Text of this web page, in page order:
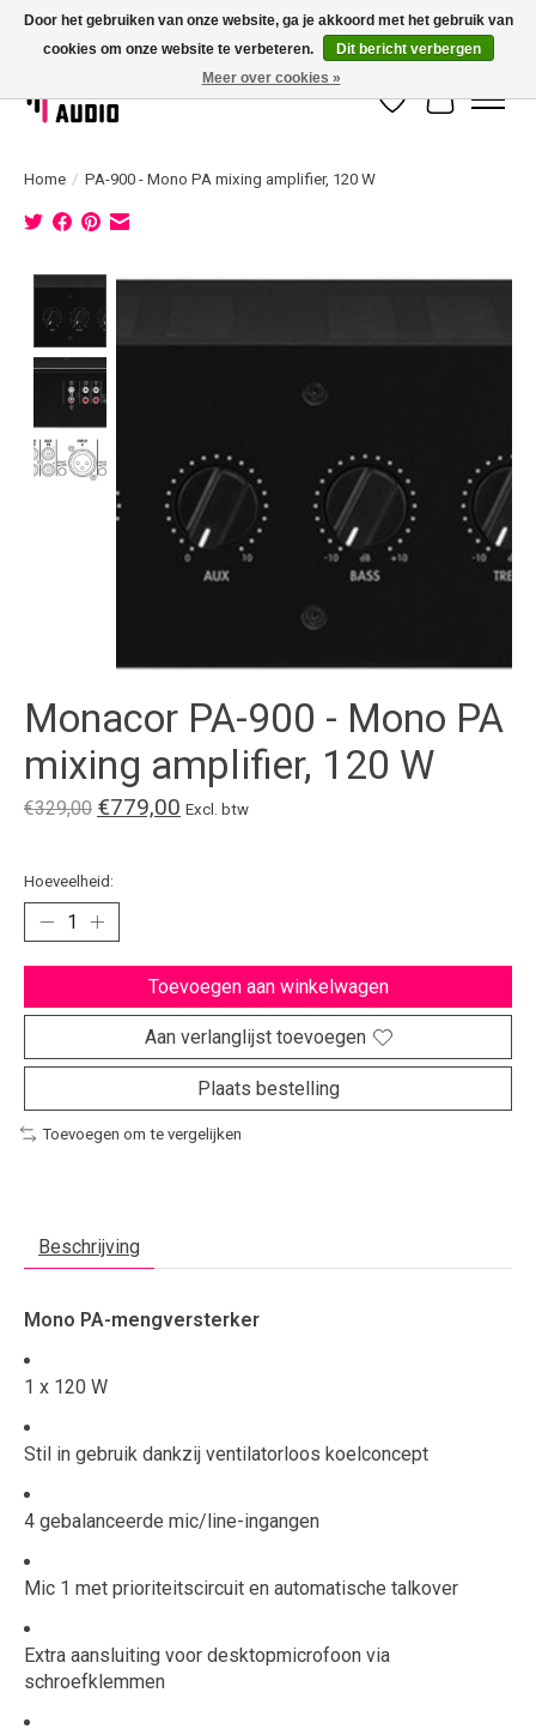
Dé specialist in 100 volt geluidsinstallatie met eigen installatieservice!
Verlanglijst
Home / PA-900 - Mono PA mixing amplifier, 120 W
Product image slideshow Items
Monacor PA-900 - Mono PA
mixing amplifier, 120 W
€329,00 €779,00 Excl. btw
Hoeveelheid:
Toevoegen aan winkelwagen
Aan verlanglijst toevoegen
Plaats bestelling
Toevoegen om te vergelijken
Beschrijving
Mono PA-mengversterker
1 x 120 W
Stil in gebruik dankzij ventilatorloos koelconcept
4 gebalanceerde mic/line-ingangen
Mic 1 met prioriteitscircuit en automatische talkover
Extra aansluiting voor desktopmicrofoon via
schroefklemmen
Door het gebruiken van onze website, ga je akkoord met het gebruik van
cookies om onze website te verbeteren.
Dit bericht verbergen
Meer over cookies »